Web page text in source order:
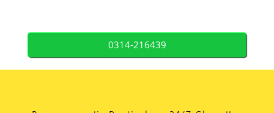
0314-216439